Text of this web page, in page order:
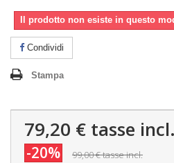
Il prodotto non esiste in questo
Condividi
Stampa
79,20 € tasse incl.
-20% 99,00 €tasse incl.